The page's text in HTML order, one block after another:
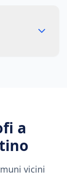
a
vicini